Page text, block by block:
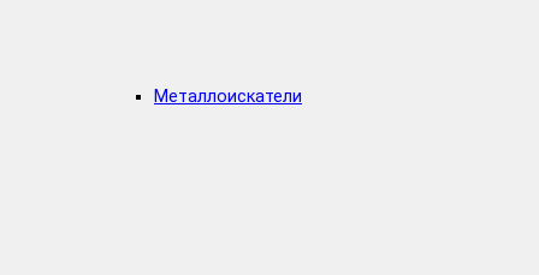
Металлоискатели